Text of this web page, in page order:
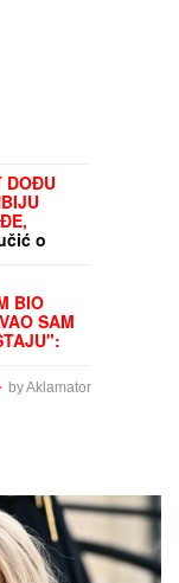
DOĐU
o
samo
BIO
SAM
by Aklamator